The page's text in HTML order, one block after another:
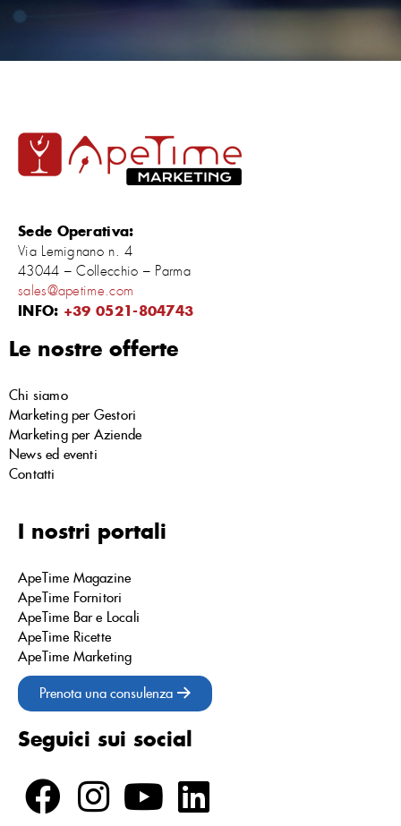
Sede Operativa:
Via Lemignano n. 4
43044 – Collecchio – Parma
sales@apetime.com
INFO: +39 0521-804743
Le nostre offerte
Chi siamo
Marketing per Gestori
Marketing per Aziende
News ed eventi
Contatti
I nostri portali
ApeTime Magazine
ApeTime Fornitori
ApeTime Bar e Locali
ApeTime Ricette
ApeTime Marketing
Prenota una consulenza
Seguici sui social